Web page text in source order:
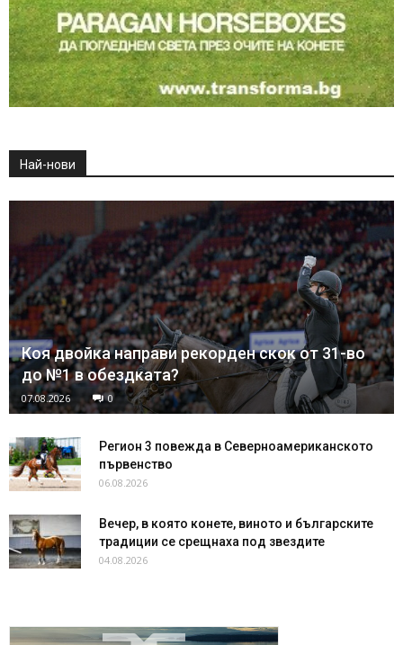
Най-нови
Коя двойка направи рекорден скок от 31-во
до №1 в обездката?
07.08.2026 0
Регион 3 повежда в Северноамериканското
първенство
06.08.2026
Вечер, в която конете, виното и българските
традиции се срещнаха под звездите
04.08.2026